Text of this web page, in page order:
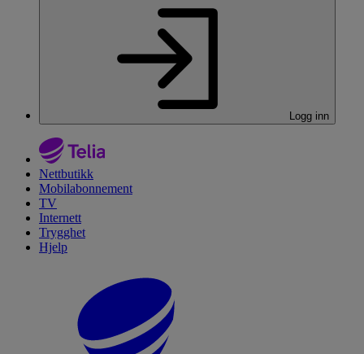
Logg inn
Nettbutikk
Mobilabonnement
TV
Internett
Trygghet
Hjelp